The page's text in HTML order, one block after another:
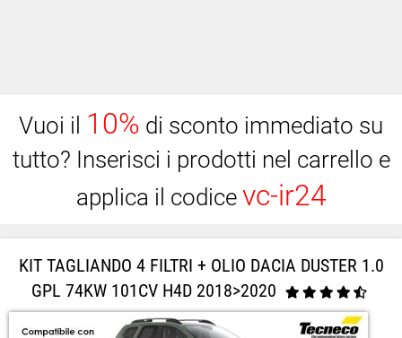
Vuoi il 10% di sconto immediato su
tutto? Inserisci i prodotti nel carrello e
applica il codice vc-ir24
KIT TAGLIANDO 4 FILTRI + OLIO DACIA DUSTER 1.0
GPL 74KW 101CV H4D 2018>2020